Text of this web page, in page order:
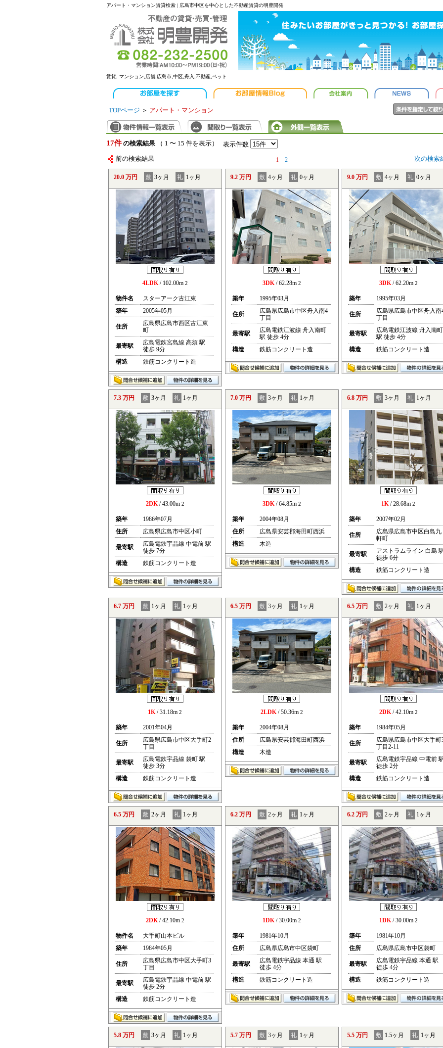
アパート・マンション賃貸検索 | 広島市中区を中心とした不動産賃貸の明豊開発
賃貸, マンション,店舗,広島市,中区,舟入,不動産,ペット
TOPページ ＞ アパート・マンション
17件 の検索結果（ 1 〜 15 件を表示） 表示件数
前の検索結果 1 2 次の検索
20.0 万円 敷 3ヶ月 礼 1ヶ月
4LDK/ 102.00m 2
物件名
スターアーク古江東
築年
2005年05月
住所
広島県広島市西区古江東
町
最寄駅
広島電鉄宮島線 高須 駅
徒歩 9分
構造
鉄筋コンクリート造
9.2 万円 敷 4ヶ月 礼 0ヶ月
3DK/ 62.28m 2
築年 1995年03月
住所
広島県広島市中区舟入南4
丁目
最寄駅
広島電鉄江波線 舟入南町
駅 徒歩 4分
構造
鉄筋コンクリート造
9.0 万円 敷 4ヶ月 礼 0ヶ月
3DK/ 62.20m 2
築年 1995年03月
住所
広島県広島市中区舟入南
丁目
最寄駅
広島電鉄江波線 舟入南町
駅 徒歩 4分
構造
鉄筋コンクリート造
7.3 万円 敷 3ヶ月 礼 1ヶ月
2DK/ 43.00m 2
築年
1986年07月
住所
広島県広島市中区小町
最寄駅
広島電鉄宇品線 中電前 駅
徒歩 7分
構造
鉄筋コンクリート造
7.0 万円 敷 3ヶ月 礼 1ヶ月
3DK/ 64.85m 2
築年
2004年08月
住所
広島県安芸郡海田町西浜
構造
木造
6.8 万円 敷 3ヶ月 礼 1ヶ月
1K/ 28.68m 2
築年 2007年02月
住所
広島県広島市中区白島九
軒町
最寄駅
アストラムライン 白島
徒歩 6分
構造
鉄筋コンクリート造
6.7 万円 敷 1ヶ月 礼 1ヶ月
1K/ 31.18m 2
築年 2001年04月
住所
広島県広島市中区大手町2
丁目
最寄駅
広島電鉄宇品線 袋町 駅
徒歩 3分
構造
鉄筋コンクリート造
6.5 万円 敷 3ヶ月 礼 1ヶ月
2LDK/ 50.36m 2
築年
2004年08月
住所
広島県安芸郡海田町西浜
構造
木造
6.5 万円 敷 2ヶ月 礼 1ヶ月
2DK/ 42.10m 2
築年 1984年05月
住所
広島県広島市中区大手町
丁目2-11
最寄駅
広島電鉄宇品線 中電前
徒歩 2分
構造
鉄筋コンクリート造
6.5 万円 敷 2ヶ月 礼 1ヶ月
2DK/ 42.10m 2
物件名
大手町山本ビル
築年
1984年05月
住所
広島県広島市中区大手町3
丁目
最寄駅
広島電鉄宇品線 中電前 駅
徒歩 2分
構造
鉄筋コンクリート造
6.2 万円 敷 2ヶ月 礼 1ヶ月
1DK/ 30.00m 2
築年
1981年10月
住所
広島県広島市中区袋町
最寄駅
広島電鉄宇品線 本通 駅
徒歩 4分
構造
鉄筋コンクリート造
6.2 万円 敷 2ヶ月 礼 1ヶ月
1DK/ 30.00m 2
築年
1981年10月
住所
広島県広島市中区袋町
最寄駅
広島電鉄宇品線 本通 駅
徒歩 4分
構造
鉄筋コンクリート造
5.8 万円 敷 3ヶ月 礼 1ヶ月 5.7 万円 敷 3ヶ月 礼 1ヶ月 5.5 万円 敷 1.5ヶ月 礼 1ヶ月